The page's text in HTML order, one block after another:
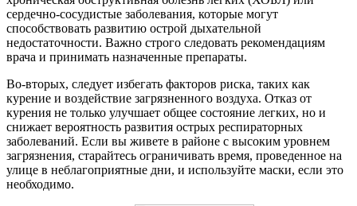
сердечно-сосудистые заболевания, которые могут
способствовать развитию острой дыхательной
недостаточности. Важно строго следовать рекомендациям
врача и принимать назначенные препараты.
Во-вторых, следует избегать факторов риска, таких как
курение и воздействие загрязненного воздуха. Отказ от
курения не только улучшает общее состояние легких, но и
снижает вероятность развития острых респираторных
заболеваний. Если вы живете в районе с высоким уровнем
загрязнения, старайтесь ограничивать время, проведенное на
улице в неблагоприятные дни, и используйте маски, если это
необходимо.